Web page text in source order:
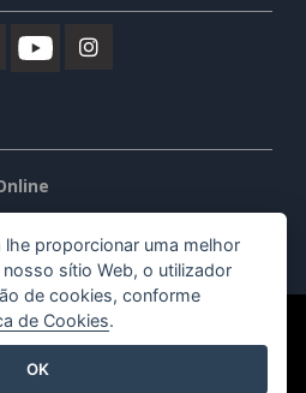
os direitos reservados.
proporcionar uma melhor
sítio Web, o utilizador
de cookies, conforme
de Cookies.
OK